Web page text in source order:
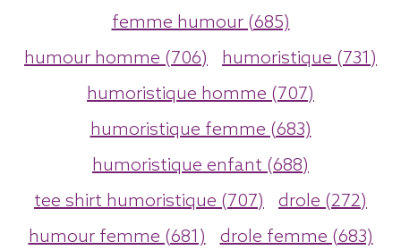
femme humour (685)
humour homme (706)
humoristique (731)
humoristique homme (707)
humoristique femme (683)
humoristique enfant (688)
tee shirt humoristique (707)
drole (272)
humour femme (681)
drole femme (683)